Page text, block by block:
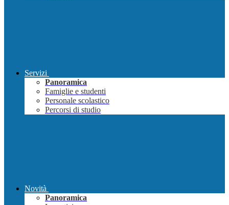
Servizi
Panoramica
Famiglie e studenti
Personale scolastico
Percorsi di studio
Novità
Panoramica